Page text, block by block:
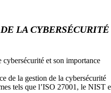
LA CYBERSÉCURITÉ
et son importance
de la gestion de la cybersécurité
tels que l’ISO 27001, le NIST